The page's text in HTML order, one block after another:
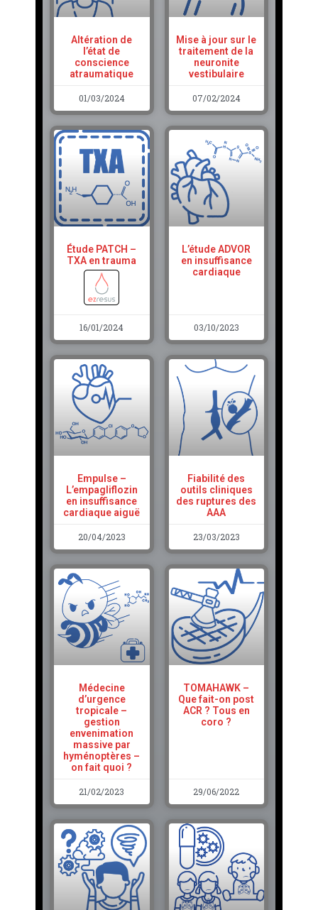
Altération de
l’état de
conscience
atraumatique
01/03/2024
Mise à jour sur le
traitement de la
neuronite
vestibulaire
07/02/2024
Étude PATCH –
TXA en trauma
16/01/2024
L’étude ADVOR
en insuffisance
cardiaque
03/10/2023
Empulse –
L’empagliflozin
en insuffisance
cardiaque aiguë
20/04/2023
Fiabilité des
outils cliniques
des ruptures des
AAA
23/03/2023
Médecine
d’urgence
tropicale –
gestion
envenimation
massive par
hyménoptères –
on fait quoi ?
21/02/2023
TOMAHAWK –
Que fait-on post
ACR ? Tous en
coro ?
29/06/2022